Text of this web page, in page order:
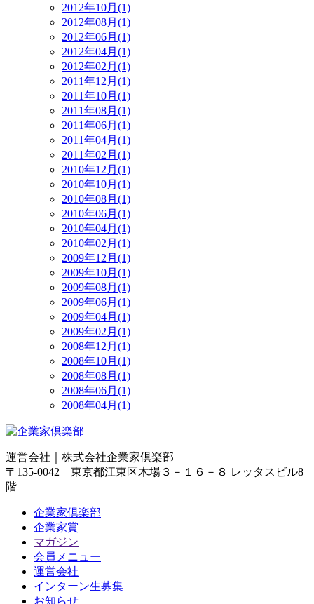
2012年10月(1)
2012年08月(1)
2012年06月(1)
2012年04月(1)
2012年02月(1)
2011年12月(1)
2011年10月(1)
2011年08月(1)
2011年06月(1)
2011年04月(1)
2011年02月(1)
2010年12月(1)
2010年10月(1)
2010年08月(1)
2010年06月(1)
2010年04月(1)
2010年02月(1)
2009年12月(1)
2009年10月(1)
2009年08月(1)
2009年06月(1)
2009年04月(1)
2009年02月(1)
2008年12月(1)
2008年10月(1)
2008年08月(1)
2008年06月(1)
2008年04月(1)
運営会社｜ 株式会社企業家倶楽部
〒135-0042 東京都江東区木場３－１６－８ レッタスビル8
階
企業家倶楽部
企業家賞
マガジン
会員メニュー
運営会社
インターン生募集
お知らせ